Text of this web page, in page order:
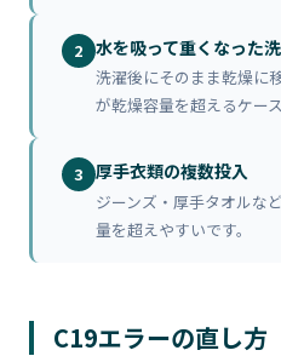
2 水を吸って重くなった
洗濯後にそのまま乾燥に
が乾燥容量を超えるケース
3 厚手衣類の複数投入
ジーンズ・厚手タオルな
量を超えやすいです。
C19エラーの直し方